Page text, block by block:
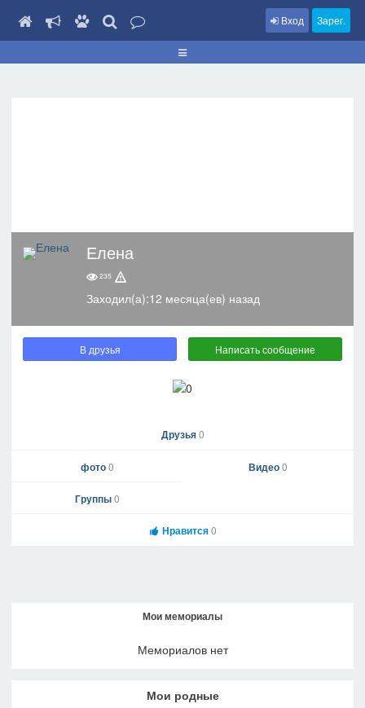
Вход Зарег.
Елена
235
Заходил(а):12 месяца(ев) назад
В друзья Написать сообщение
Друзья0
фото0 Видео0
Группы0
Нравится0
Мои мемориалы
Мемориалов нет
Мои родные